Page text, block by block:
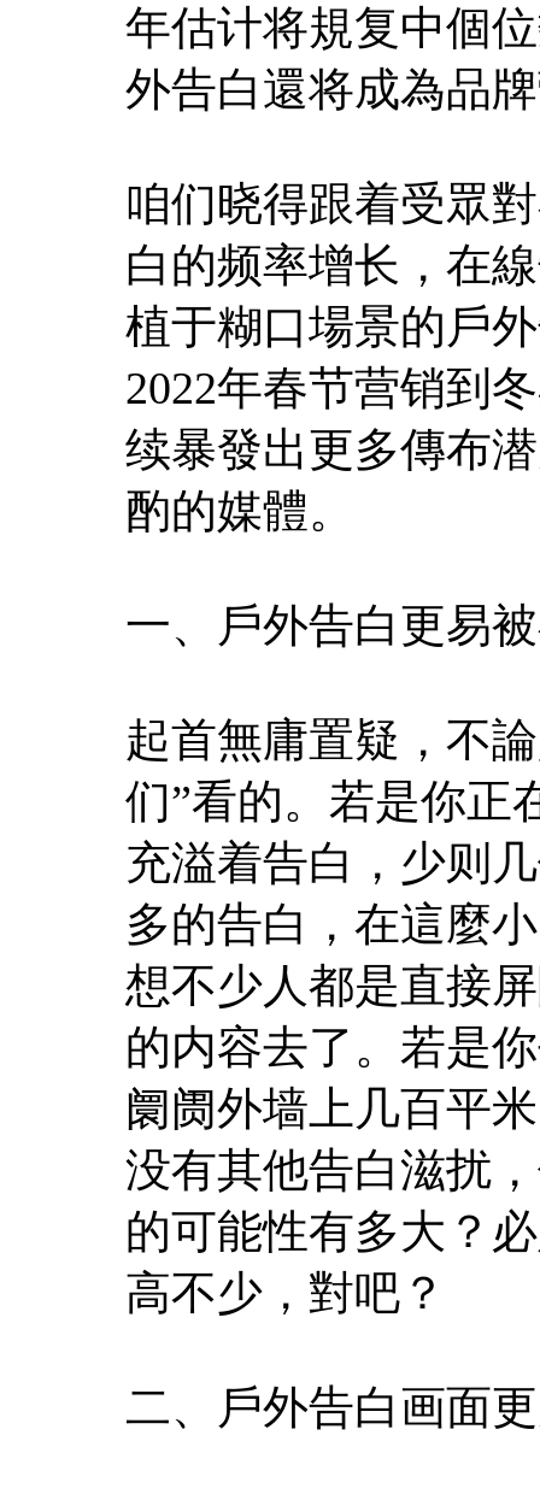
年估计将規复中個
外告白還将成為品
咱们晓得跟着受眾
白的频率增长，在
植于糊口場景的戶
2022年春节营销到
续暴發出更多傳布
酌的媒體。
一、戶外告白更易
起首無庸置疑，不
们”看的。若是你正
充溢着告白，少则
多的告白，在這麼
想不少人都是直接
的内容去了。若是
阛阓外墙上几百平
没有其他告白滋扰
的可能性有多大？
高不少，對吧？
二、戶外告白画面